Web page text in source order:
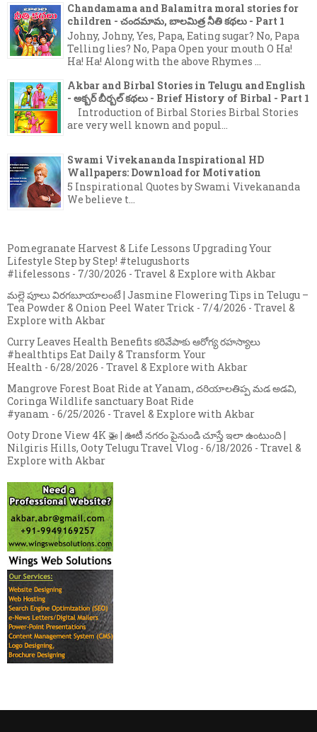
Chandamama and Balamitra moral stories for
children - చందమామ, బాలమిత్ర నీతి కథలు - Part 1
Johny, Johny, Yes, Papa, Eating sugar? No, Papa
Telling lies? No, Papa Open your mouth O Ha!
Ha! Ha! Along with the above Rhymes ...
Akbar and Birbal Stories in Telugu and English
- అక్బర్ బీర్బల్ కథలు - Brief History of Birbal - Part 1
Introduction of Birbal Stories Birbal Stories
are very well known and popul...
Swami Vivekananda Inspirational HD
Wallpapers: Download for Motivation
5 Inspirational Quotes by Swami Vivekananda
We believe t...
Pomegranate Harvest & Life Lessons Upgrading Your
Lifestyle Step by Step! #telugushorts
#lifelessons - 7/30/2026 - Travel & Explore with Akbar
మల్లె పూలు విరగబూయాలంటే | Jasmine Flowering Tips in Telugu –
Tea Powder & Onion Peel Water Trick - 7/4/2026 - Travel &
Explore with Akbar
Curry Leaves Health Benefits కరివేపాకు ఆరోగ్య రహస్యాలు
#healthtips Eat Daily & Transform Your
Health - 6/28/2026 - Travel & Explore with Akbar
Mangrove Forest Boat Ride at Yanam, దరియాలతిప్ప మడ అడవి,
Coringa Wildlife sanctuary Boat Ride
#yanam - 6/25/2026 - Travel & Explore with Akbar
Ooty Drone View 4K 🚁 | ఊటీ నగరం పైనుండి చూస్తే ఇలా ఉంటుంది |
Nilgiris Hills, Ooty Telugu Travel Vlog - 6/18/2026 - Travel &
Explore with Akbar